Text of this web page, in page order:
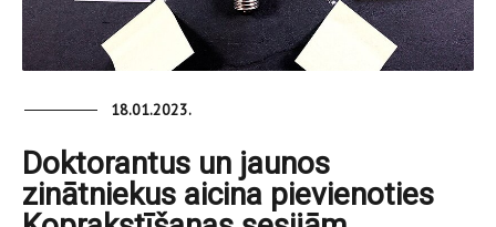
18.01.2023.
Doktorantus un jaunos
zinātniekus aicina pievienoties